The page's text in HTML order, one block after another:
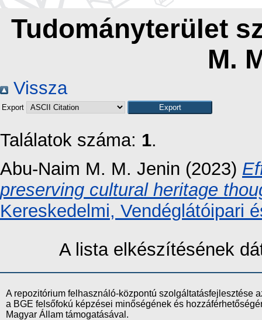
Tudományterület
M.
Vissza
Export
Találatok száma: 1.
Abu-Naim M. M. Jenin (2023)
preserving cultural heritage
Kereskedelmi, Vendéglátóipari
A lista elkészítésének
A repozitórium felhasználó-központú szolgáltatásfejlesztése
a BGE felsőfokú képzései minőségének és
Magyar Állam támogatásával.